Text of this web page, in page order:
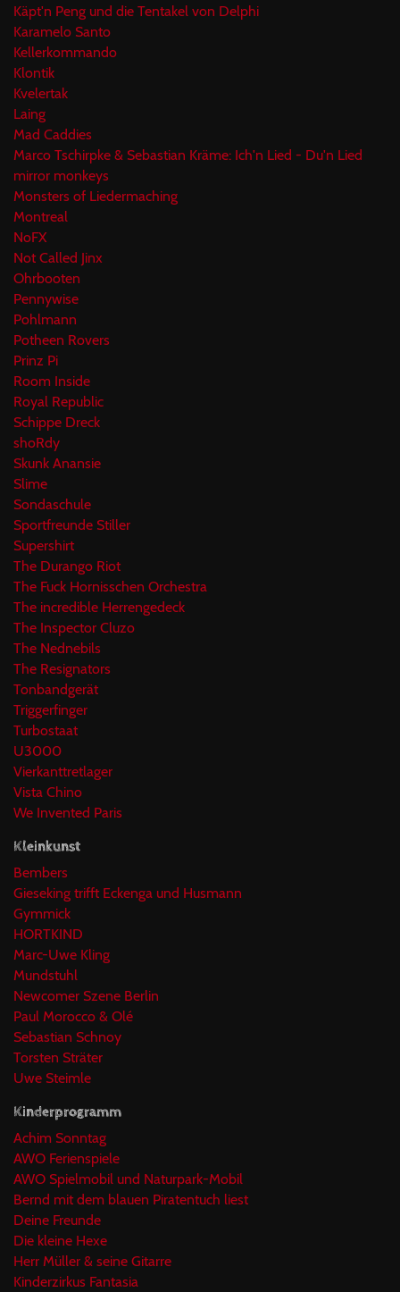
Käpt'n Peng und die Tentakel von Delphi
Karamelo Santo
Kellerkommando
Klontik
Kvelertak
Laing
Mad Caddies
Marco Tschirpke & Sebastian Kräme: Ich'n Lied - Du'n Lied
mirror monkeys
Monsters of Liedermaching
Montreal
NoFX
Not Called Jinx
Ohrbooten
Pennywise
Pohlmann
Potheen Rovers
Prinz Pi
Room Inside
Royal Republic
Schippe Dreck
shoRdy
Skunk Anansie
Slime
Sondaschule
Sportfreunde Stiller
Supershirt
The Durango Riot
The Fuck Hornisschen Orchestra
The incredible Herrengedeck
The Inspector Cluzo
The Nednebils
The Resignators
Tonbandgerät
Triggerfinger
Turbostaat
U3000
Vierkanttretlager
Vista Chino
We Invented Paris
Kleinkunst
Bembers
Gieseking trifft Eckenga und Husmann
Gymmick
HORTKIND
Marc-Uwe Kling
Mundstuhl
Newcomer Szene Berlin
Paul Morocco & Olé
Sebastian Schnoy
Torsten Sträter
Uwe Steimle
Kinderprogramm
Achim Sonntag
AWO Ferienspiele
AWO Spielmobil und Naturpark-Mobil
Bernd mit dem blauen Piratentuch liest
Deine Freunde
Die kleine Hexe
Herr Müller & seine Gitarre
Kinderzirkus Fantasia